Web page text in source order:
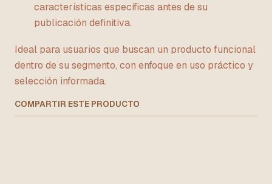
características específicas antes de su
publicación definitiva.
Ideal para usuarios que buscan un producto funcional
dentro de su segmento, con enfoque en uso práctico y
selección informada.
COMPARTIR ESTE PRODUCTO